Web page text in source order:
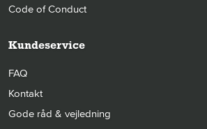
Code of Conduct
Kundeservice
FAQ
Kontakt
Gode råd & vejledning